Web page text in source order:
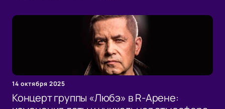
14 октября 2025
Концерт группы «Любэ» в R-Арене: